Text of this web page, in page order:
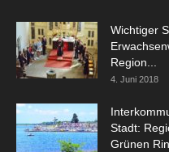
Wichtiger
Region...
4. Juni 2018
Stadt:
Grünen